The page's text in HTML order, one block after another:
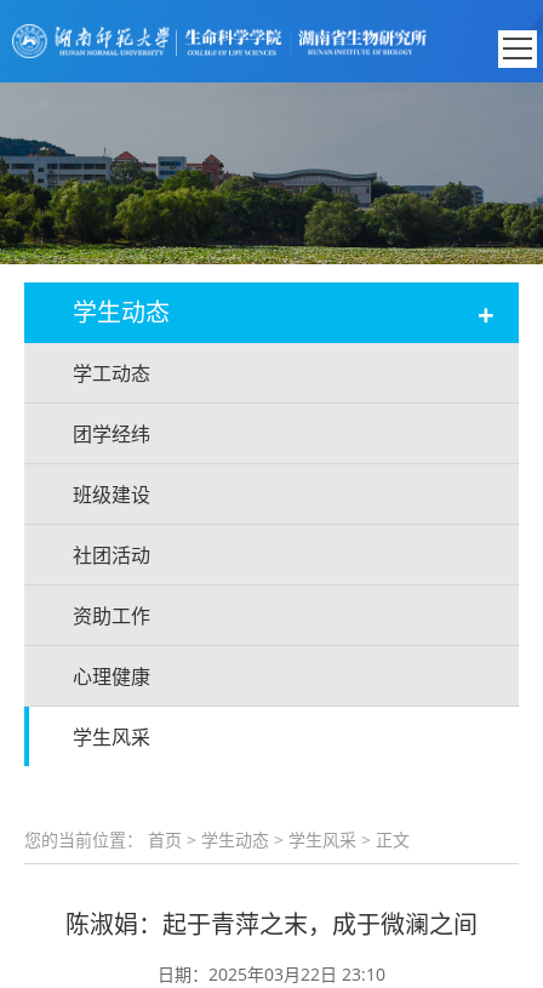
学生动态 +
学工动态
团学经纬
班级建设
社团活动
资助工作
心理健康
学生风采
您的当前位置： 首页 > 学生动态 > 学生风采 > 正文
陈淑娟：起于青萍之末，成于微澜之间
日期：2025年03月22日 23:10